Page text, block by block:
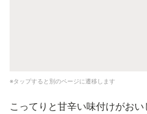
※タップすると別のページに遷移します
こってりと甘辛い味付けがお